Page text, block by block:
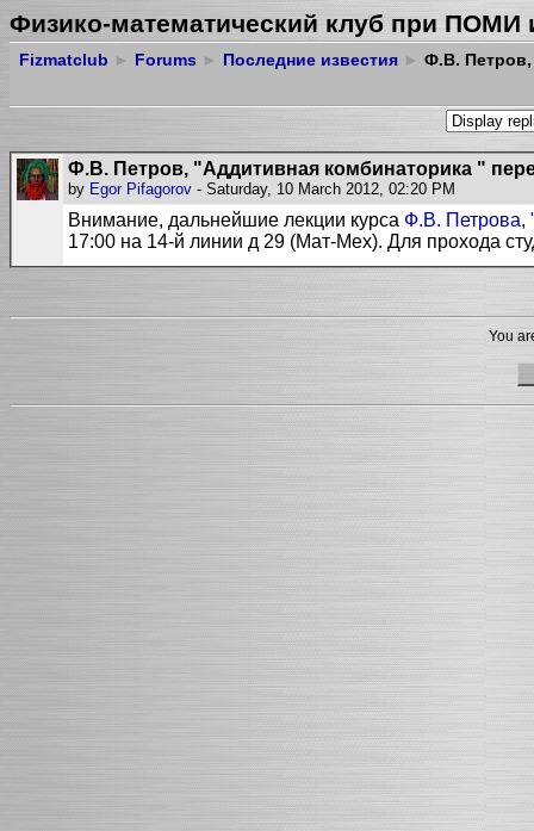
Физико-математический клуб при ПОМИ
Fizmatclub ► Forums ► Последние известия ► Ф.В. Петров,
Ф.В. Петров, "Аддитивная комбинаторика "
by Egor Pifagorov - Saturday, 10 March 2012, 02:20 PM
Внимание, дальнейшие лекции курса Ф.В. Петрова,
17:00 на 14-й линии д 29 (Мат-Мех). Для прохода
You